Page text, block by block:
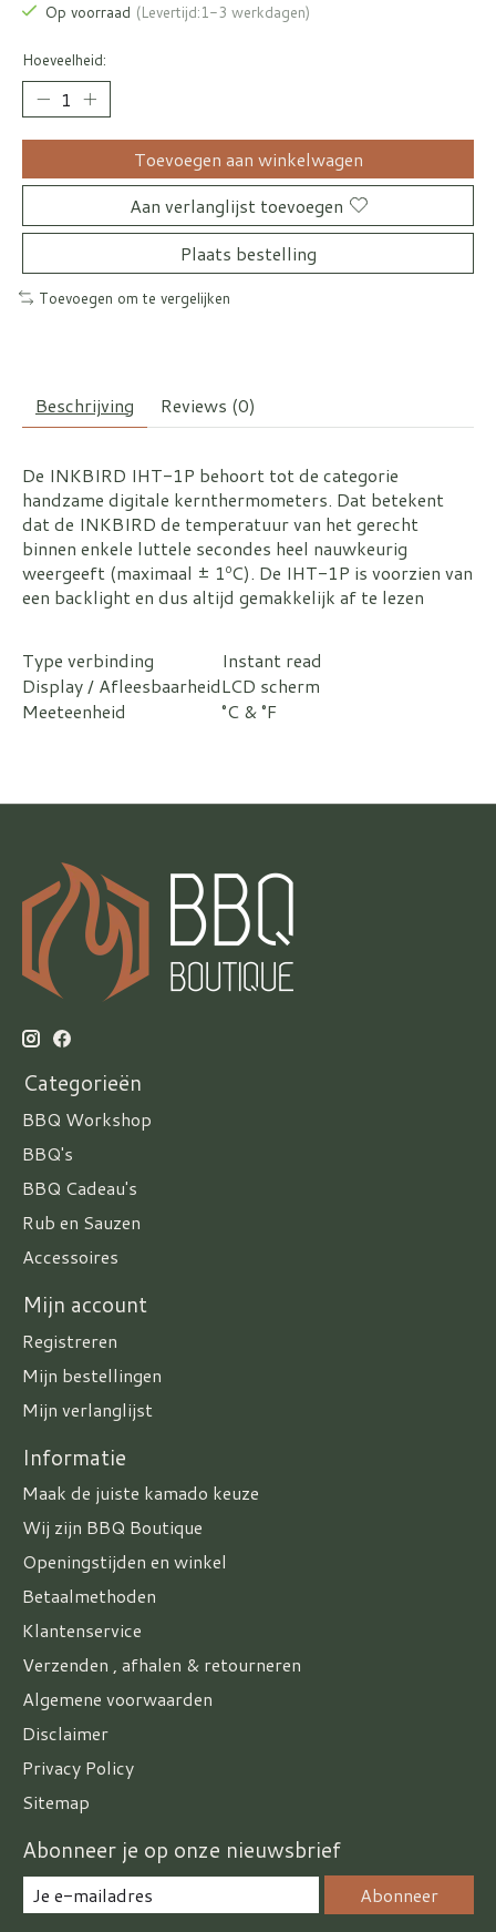
Op voorraad (Levertijd:1-3 werkdagen)
Hoeveelheid:
Toevoegen aan winkelwagen
Aan verlanglijst toevoegen
Plaats bestelling
Toevoegen om te vergelijken
Beschrijving Reviews (0)
De INKBIRD IHT-1P behoort tot de categorie
handzame digitale kernthermometers. Dat betekent
dat de INKBIRD de temperatuur van het gerecht
binnen enkele luttele secondes heel nauwkeurig
weergeeft (maximaal ± 1ºC). De IHT-1P is voorzien van
een backlight en dus altijd gemakkelijk af te lezen
Type verbinding
Instant read
Display / AfleesbaarheidLCD scherm
Meeteenheid
°C & °F
Categorieën
BBQ Workshop
BBQ's
BBQ Cadeau's
Rub en Sauzen
Accessoires
Mijn account
Registreren
Mijn bestellingen
Mijn verlanglijst
Informatie
Maak de juiste kamado keuze
Wij zijn BBQ Boutique
Openingstijden en winkel
Betaalmethoden
Klantenservice
Verzenden , afhalen & retourneren
Algemene voorwaarden
Disclaimer
Privacy Policy
Sitemap
Abonneer je op onze nieuwsbrief
Abonneer